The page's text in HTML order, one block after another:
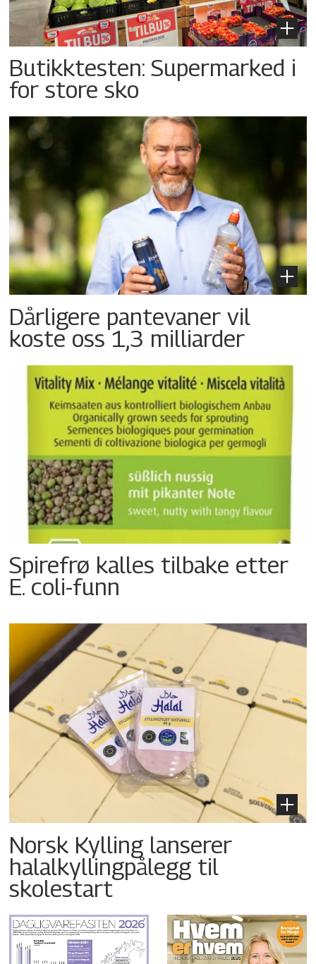
Butikktesten: Supermarked i
for store sko
Dårligere pantevaner vil
koste oss 1,3 milliarder
Spirefrø kalles tilbake etter
E. coli-funn
Norsk Kylling lanserer
halalkyllingpålegg til
skolestart